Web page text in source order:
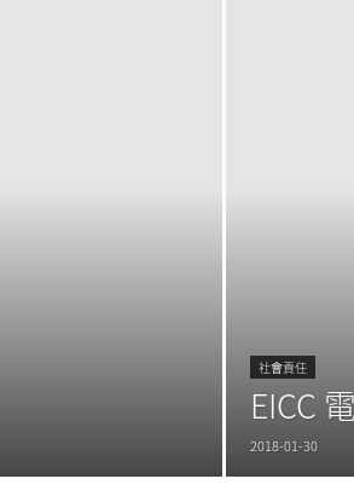
社會責任
EICC
2018-01-30